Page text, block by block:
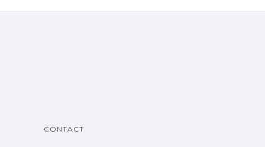
CONTACT